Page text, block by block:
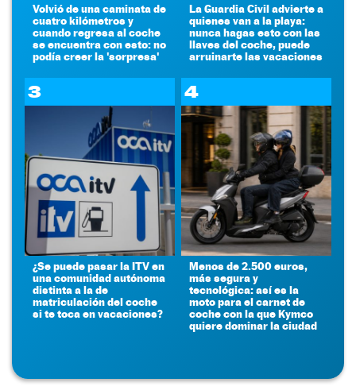
Volvió de una caminata de
cuatro kilómetros y
cuando regresa al coche
se encuentra con esto: no
podía creer la 'sorpresa'
La Guardia Civil advierte a
quienes van a la playa:
nunca hagas esto con las
llaves del coche, puede
arruinarte las vacaciones
3
¿Se puede pasar la ITV en
una comunidad autónoma
distinta a la de
matriculación del coche
si te toca en vacaciones?
4
Menos de 2.500 euros,
más segura y
tecnológica: así es la
moto para el carnet de
coche con la que Kymco
quiere dominar la ciudad